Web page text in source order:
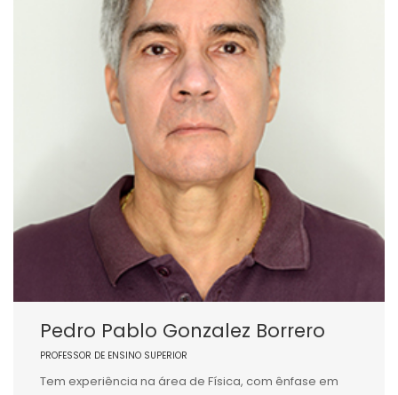
Pedro Pablo Gonzalez Borrero
PROFESSOR DE ENSINO SUPERIOR
Tem experiência na área de Física, com ênfase em